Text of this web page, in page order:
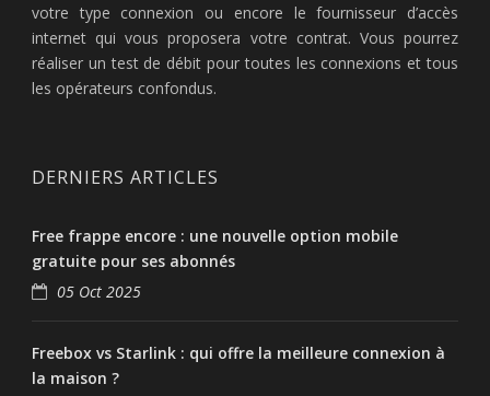
votre type connexion ou encore le fournisseur d’accès
internet qui vous proposera votre contrat. Vous pourrez
réaliser un test de débit pour toutes les connexions et tous
les opérateurs confondus.
DERNIERS ARTICLES
Free frappe encore : une nouvelle option mobile
gratuite pour ses abonnés
05 Oct 2025
Freebox vs Starlink : qui offre la meilleure connexion à
la maison ?